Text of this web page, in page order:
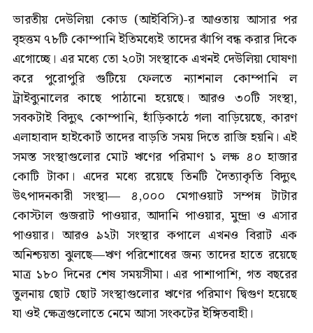
ভারতীয় দেউলিয়া কোড (আইবিসি)-র আওতায় আসার পর
বৃহত্তম ৭৮টি কোম্পানি ইতিমধ্যেই তাদের ঝাঁপি বন্ধ করার দিকে
এগোচ্ছে। এর মধ্যে তো ২০টা সংস্থাকে এখনই দেউলিয়া ঘোষণা
করে পুরোপুরি গুটিয়ে ফেলতে ন্যাশনাল কোম্পানি ল
ট্রাইব্যুনালের কাছে পাঠানো হয়েছে। আরও ৩০টি সংস্থা,
সবকটাই বিদ্যুৎ কোম্পানি, হাঁড়িকাঠে গলা বাড়িয়েছে, কারণ
এলাহাবাদ হাইকোর্ট তাদের বাড়তি সময় দিতে রাজি হয়নি। এই
সমস্ত সংস্থাগুলোর মোট ঋণের পরিমাণ ১ লক্ষ ৪০ হাজার
কোটি টাকা। এদের মধ্যে রয়েছে তিনটি দৈত্যাকৃতি বিদ্যুৎ
উৎপাদনকারী সংস্থা— ৪,০০০ মেগাওয়াট সম্পন্ন টাটার
কোস্টাল গুজরাট পাওয়ার, আদানি পাওয়ার, মুন্দ্রা ও এসার
পাওয়ার। আরও ৯২টা সংস্থার কপালে এখনও বিরাট এক
অনিশ্চয়তা ঝুলছে—ঋণ পরিশোধের জন্য তাদের হাতে রয়েছে
মাত্র ১৮০ দিনের শেষ সময়সীমা। এর পাশাপাশি, গত বছরের
তুলনায় ছোট ছোট সংস্থাগুলোর ঋণের পরিমাণ দ্বিগুণ হয়েছে
যা ওই ক্ষেত্রগুলোতে নেমে আসা সংকটের ইঙ্গিতবাহী।